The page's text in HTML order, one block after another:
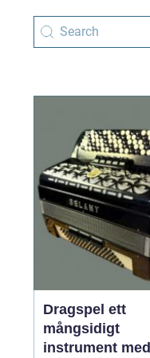
Dragspel ett
mångsidigt
instrument med